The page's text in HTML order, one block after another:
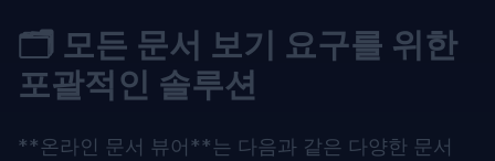
🗂️ 모든 문서 보기 요구를 위한
포괄적인 솔루션
**온라인 문서 뷰어 **는 다음과 같은 다양한 문서